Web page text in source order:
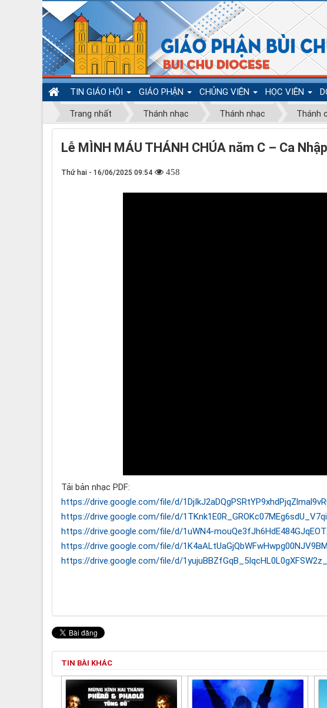
TIN GIÁO HỘI GIÁO PHẬN CHỦNG VIỆN HỌC VIỆN
Trang nhất Thánh nhạc Thánh nhạc Thánh
Lễ MÌNH MÁU THÁNH CHÚA năm C – Ca
Thứ hai - 16/06/2025 09:54 458
Tải bản nhạc PDF:
https://drive.google.com/file/d/
https://drive.google.com/file/d/
https://drive.google.com/file/d/1uWN4-
https://drive.google.com/file/d/
https://drive.google.com/file/d/
TIN BÀI KHÁC